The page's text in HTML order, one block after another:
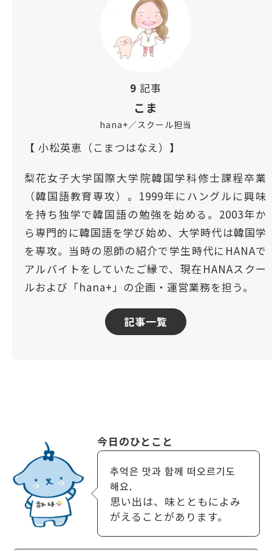
9 記事
こま
hana+／スクール担当
【 小松英恵（こまつはなえ）】
梨花女子大学国際大学院韓国学科修士課程卒業
（韓国語教育専攻）。1999年にハングルに興味
を持ち独学で韓国語の勉強を始める。2003年か
ら専門的に韓国語を学び始め、大学時代は韓国学
を専攻。当時の恩師の紹介で学生時代にHANAで
アルバイトをしていたご縁で、現在HANAスクー
ルおよび「hana+」の企画・運営業務を担う。
記事一覧
今日のひとこと
추억은 맛과 함께 떠오르기도
해요.
思い出は、味とともによみ
がえることがあります。